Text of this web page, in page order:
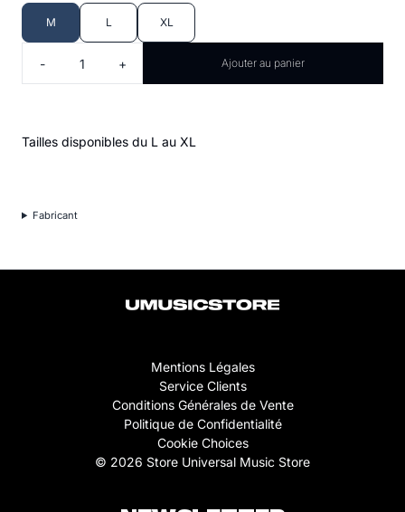
M L XL
- + Ajouter au panier
Tailles disponibles du L au XL
Fabricant
Mentions Légales
Service Clients
Conditions Générales de Vente
Politique de Confidentialité
Cookie Choices
© 2026 Store Universal Music Store